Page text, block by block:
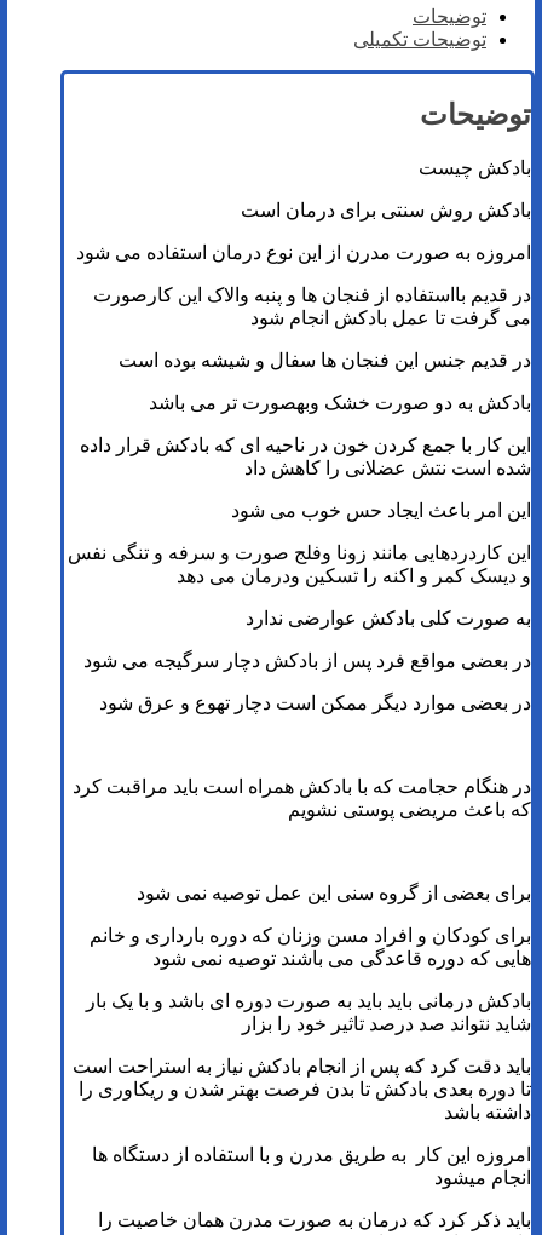
توضیحات
توضیحات تکمیلی
توضیحات
بادکش چیست
بادکش روش سنتی برای درمان است
امروزه به صورت مدرن از این نوع درمان استفاده می شود
در قدیم بااستفاده از فنجان ها و پنبه والاک این کارصورت
می گرفت تا عمل بادکش انجام شود
در قدیم جنس این فنجان ها سفال و شیشه بوده است
بادکش به دو صورت خشک وبهصورت تر می باشد
این کار با جمع کردن خون در ناحیه ای که بادکش قرار داده
شده است نتش عضلانی را کاهش داد
این امر باعث ایجاد حس خوب می شود
این کاردردهایی مانند زونا وفلج صورت و سرفه و تنگی نفس
و دیسک کمر و اکنه را تسکین ودرمان می دهد
به صورت کلی بادکش عوارضی ندارد
در بعضی مواقع فرد پس از بادکش دچار سرگیجه می شود
در بعضی موارد دیگر ممکن است دچار تهوع و عرق شود
در هنگام حجامت که با بادکش همراه است باید مراقبت کرد
که باعث مریضی پوستی نشویم
برای بعضی از گروه سنی این عمل توصیه نمی شود
برای کودکان و افراد مسن وزنان که دوره بارداری و خانم
هایی که دوره قاعدگی می باشند توصیه نمی شود
بادکش درمانی باید باید به صورت دوره ای باشد و با یک بار
شاید نتواند صد درصد تاثیر خود را بزار
باید دقت کرد که پس از انجام بادکش نیاز به استراحت است
تا دوره بعدی بادکش تا بدن فرصت بهتر شدن و ریکاوری را
داشته باشد
امروزه این کار به طریق مدرن و با استفاده از دستگاه ها
انجام میشود
باید ذکر کرد که درمان به صورت مدرن همان خاصیت را